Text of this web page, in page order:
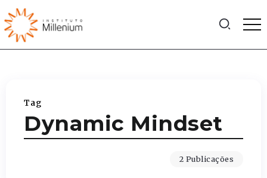
Tag
Dynamic Mindset
2 Publicações